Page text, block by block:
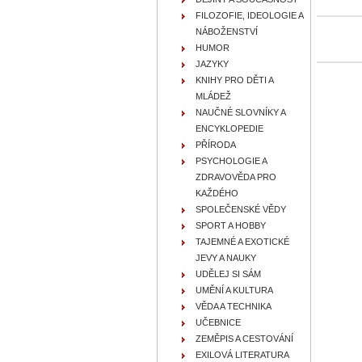
FILOZOFIE, IDEOLOGIE A
NÁBOŽENSTVÍ
HUMOR
JAZYKY
KNIHY PRO DĚTI A
MLÁDEŽ
NAUČNÉ SLOVNÍKY A
ENCYKLOPEDIE
PŘÍRODA
PSYCHOLOGIE A
ZDRAVOVĚDA PRO
KAŽDÉHO
SPOLEČENSKÉ VĚDY
SPORT A HOBBY
TAJEMNÉ A EXOTICKÉ
JEVY A NAUKY
UDĚLEJ SI SÁM
UMĚNÍ A KULTURA
VĚDA A TECHNIKA
UČEBNICE
ZEMĚPIS A CESTOVÁNÍ
EXILOVÁ LITERATURA